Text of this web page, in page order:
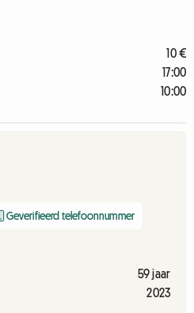
10 €
17:00
10:00
Geverifieerd telefoonnummer
59 jaar
2023